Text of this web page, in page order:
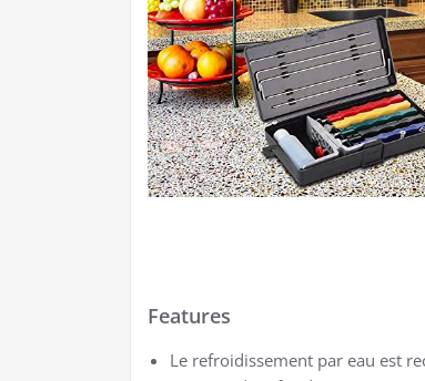
Features
Le refroidissement par eau est